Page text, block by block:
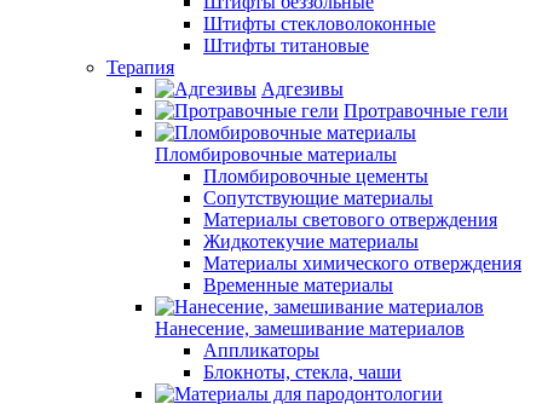
Штифты стекловолоконные
Штифты титановые
Терапия
Адгезивы
Протравочные гели
Пломбировочные материалы
Пломбировочные цементы
Сопутствующие материалы
Материалы светового отверждения
Жидкотекучие материалы
Материалы химического отверждения
Временные материалы
Нанесение, замешивание материалов
Аппликаторы
Блокноты, стекла, чаши